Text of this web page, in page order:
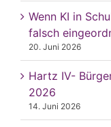
Wenn KI in
falsch
20. Juni 2026
Hartz IV-
2026
14. Juni 2026